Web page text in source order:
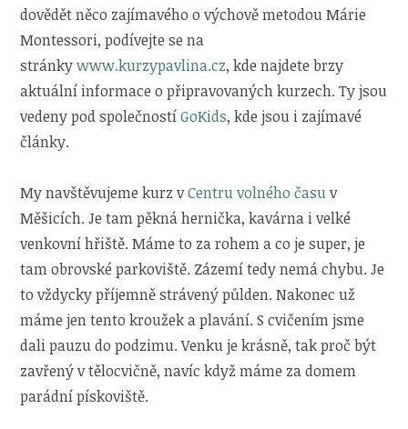
dovědět něco zajímavého o výchově metodou Márie
Montessori, podívejte se na
stránkywww.kurzypavlina.cz, kde najdete brzy
aktuální informace o připravovaných kurzech. Ty jsou
vedeny pod společnostíGoKids, kde jsou i zajímavé
články.
My navštěvujeme kurz vCentru volného časuv
Měšicích. Je tam pěkná hernička, kavárna i velké
venkovní hřiště. Máme to za rohem a co je super, je
tam obrovské parkoviště. Zázemí tedy nemá chybu. Je
to vždycky příjemně strávený půlden. Nakonec už
máme jen tento kroužek a plavání. S cvičením jsme
dali pauzu do podzimu. Venku je krásně, tak proč být
zavřený v tělocvičně, navíc když máme za domem
parádní pískoviště.